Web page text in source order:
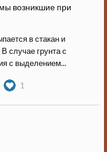
возникшие при
в стакан и
случае грунта с
с выделением...
1